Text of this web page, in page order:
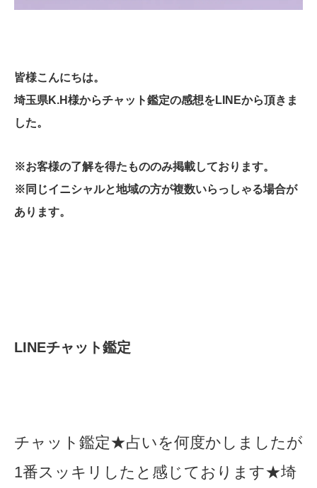
皆様こんにちは。
埼玉県K.H様からチャット鑑定の感想をLINEから頂きま
した。
※お客様の了解を得たもののみ掲載しております。
※同じイニシャルと地域の方が複数いらっしゃる場合が
あります。
​LINEチャット鑑定
チャット鑑定★占いを何度かしましたが
1番スッキリしたと感じております★埼